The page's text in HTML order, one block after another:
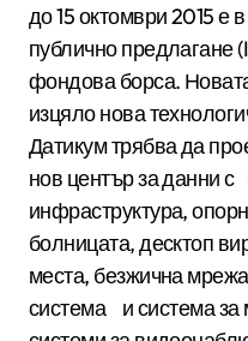
до 15 октомври 2015 е
публично предлагане
фондова борса.
изцяло нова
Датикум трябва да
нов център за данни с
инфраструктура,
болницата, десктоп
места, безжична
система и система за